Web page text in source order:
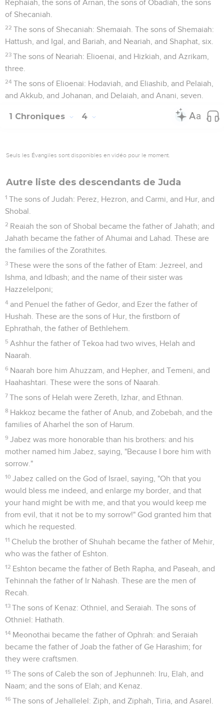
Rephaiah, the sons of Arnan, the sons of Obadiah, the sons
of Shecaniah.
22 The sons of Shecaniah: Shemaiah. The sons of Shemaiah:
Hattush, and Igal, and Bariah, and Neariah, and Shaphat, six.
23 The sons of Neariah: Elioenai, and Hizkiah, and Azrikam,
three.
24 The sons of Elioenai: Hodaviah, and Eliashib, and Pelaiah,
and Akkub, and Johanan, and Delaiah, and Anani, seven.
1 Chroniques 4
Seuls les Évangiles sont disponibles en vidéo pour le moment.
Autre liste des descendants de Juda
1 The sons of Judah: Perez, Hezron, and Carmi, and Hur, and
Shobal.
2 Reaiah the son of Shobal became the father of Jahath; and
Jahath became the father of Ahumai and Lahad. These are
the families of the Zorathites.
3 These were the sons of the father of Etam: Jezreel, and
Ishma, and Idbash; and the name of their sister was
Hazzelelponi;
4 and Penuel the father of Gedor, and Ezer the father of
Hushah. These are the sons of Hur, the firstborn of
Ephrathah, the father of Bethlehem.
5 Ashhur the father of Tekoa had two wives, Helah and
Naarah.
6 Naarah bore him Ahuzzam, and Hepher, and Temeni, and
Haahashtari. These were the sons of Naarah.
7 The sons of Helah were Zereth, Izhar, and Ethnan.
8 Hakkoz became the father of Anub, and Zobebah, and the
families of Aharhel the son of Harum.
9 Jabez was more honorable than his brothers: and his
mother named him Jabez, saying, "Because I bore him with
sorrow."
10 Jabez called on the God of Israel, saying, "Oh that you
would bless me indeed, and enlarge my border, and that
your hand might be with me, and that you would keep me
from evil, that it not be to my sorrow!" God granted him that
which he requested.
11 Chelub the brother of Shuhah became the father of Mehir,
who was the father of Eshton.
12 Eshton became the father of Beth Rapha, and Paseah, and
Tehinnah the father of Ir Nahash. These are the men of
Recah.
13 The sons of Kenaz: Othniel, and Seraiah. The sons of
Othniel: Hathath.
14 Meonothai became the father of Ophrah: and Seraiah
became the father of Joab the father of Ge Harashim; for
they were craftsmen.
15 The sons of Caleb the son of Jephunneh: Iru, Elah, and
Naam; and the sons of Elah; and Kenaz.
16 The sons of Jehallelel: Ziph, and Ziphah, Tiria, and Asarel.